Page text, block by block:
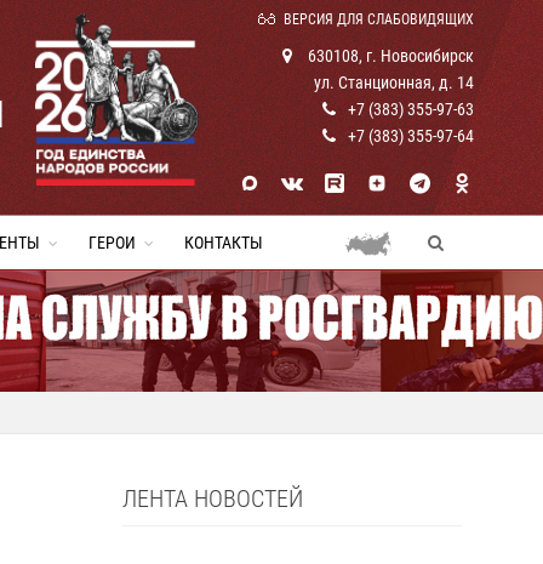
ВЕРСИЯ ДЛЯ СЛАБОВИДЯЩИХ
630108, г. Новосибирск
ул. Станционная, д. 14
+7 (383) 355-97-63
+7 (383) 355-97-64
ГЕРОИ КОНТАКТЫ
ЛЕНТА НОВОСТЕЙ